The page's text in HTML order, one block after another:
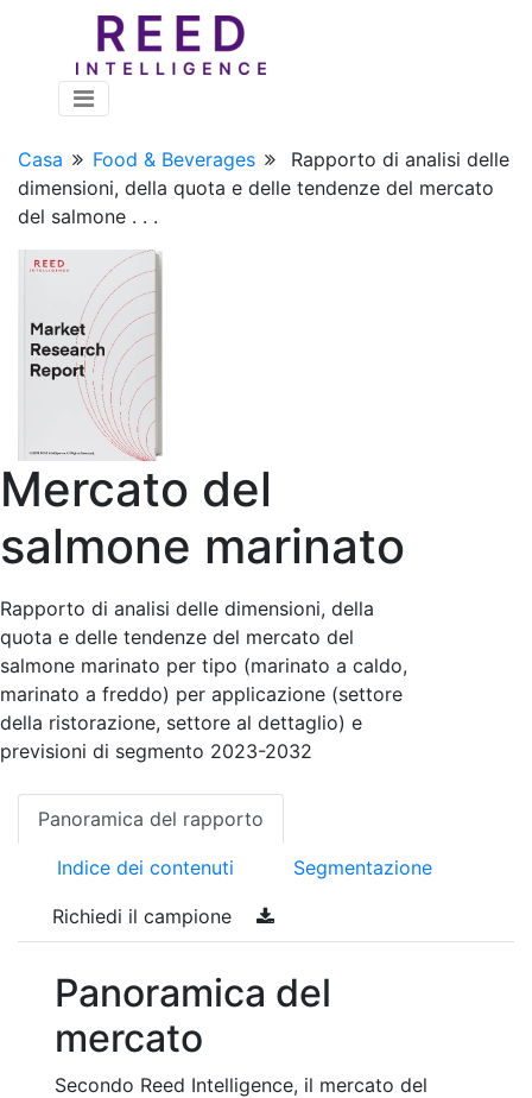
Casa Food & Beverages
Rapporto di analisi delle
dimensioni, della quota e delle tendenze del mercato
del salmone . . .
Mercato del
salmone marinato
Rapporto di analisi delle dimensioni, della
quota e delle tendenze del mercato del
salmone marinato per tipo (marinato a caldo,
marinato a freddo) per applicazione (settore
della ristorazione, settore al dettaglio) e
previsioni di segmento 2023-2032
Panoramica del rapporto
Indice dei contenuti Segmentazione
Richiedi il campione
Panoramica del
mercato
Secondo Reed Intelligence, il mercato del